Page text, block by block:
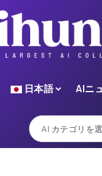
日本語 AIニ